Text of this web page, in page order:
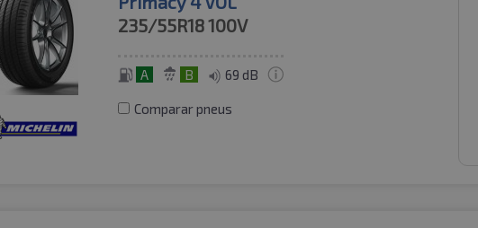
235/55R18100V
A B 69 dB
Comparar pneus